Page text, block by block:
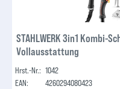
STAHLWERK 3in1 Kombi-
Vollausstattung
Hrst.-Nr.: 1042
EAN:
4260294080423